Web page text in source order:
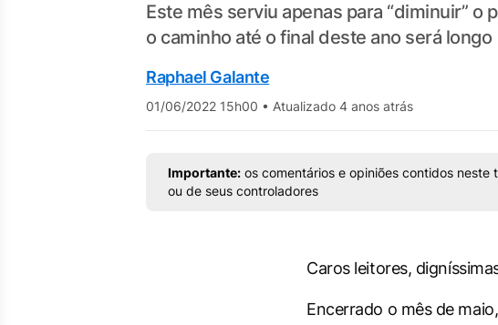
Este mês serviu apenas para “diminuir”
o caminho até o final deste ano será longo
Raphael Galante
01/06/2022 15h00 • Atualizado 4 anos atrás
Importante: os comentários e opiniões contidos
ou de seus controladores
Caros leitores,
Encerrado o mês de